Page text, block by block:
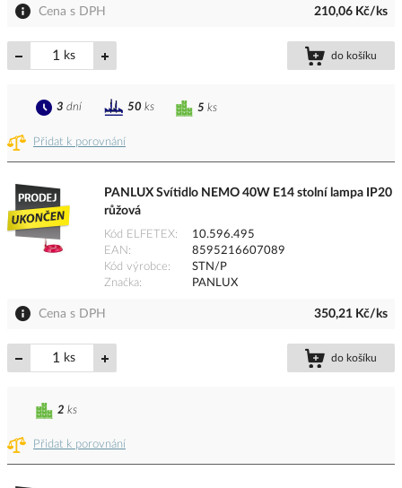
Cena s DPH 210,06 Kč/ks
ks do košíku
Přidat k porovnání
5 ks
3 dní 50 ks
PANLUX Svítidlo NEMO 40W E14 stolní lampa IP20
růžová
Kód ELFETEX
10.596.495
EAN
8595216607089
Kód výrobce
STN/P
Značka
PANLUX
Cena s DPH 350,21 Kč/ks
ks do košíku
Přidat k porovnání
2 ks